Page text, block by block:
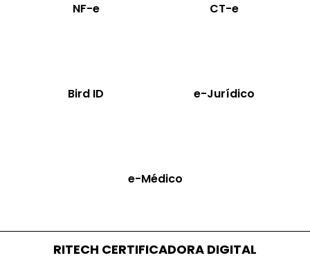
NF-e CT-e
Bird ID e-Jurídico
e-Médico
RITECH CERTIFICADORA DIGITAL